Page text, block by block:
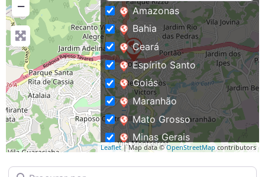
Downloads
Bíblia Online
−
Leaflet| Map data ©OpenStreetMapcontributors
Amazonas
Bahia
Ceará
Espírito Santo
Goiás
Maranhão
Mato Grosso
Minas Gerais
Pará
Procurar por